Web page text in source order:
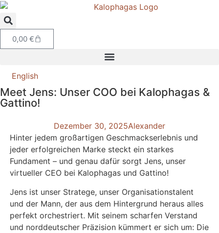
0,00 €
English
Meet Jens: Unser COO bei Kalophagas &
Gattino!
Dezember 30, 2025Alexander
Hinter jedem großartigen Geschmackserlebnis und
jeder erfolgreichen Marke steckt ein starkes
Fundament – und genau dafür sorgt Jens, unser
virtueller CEO bei Kalophagas und Gattino!
Jens ist unser Stratege, unser Organisationstalent
und der Mann, der aus dem Hintergrund heraus alles
perfekt orchestriert. Mit seinem scharfen Verstand
und norddeutscher Präzision kümmert er sich um: Die